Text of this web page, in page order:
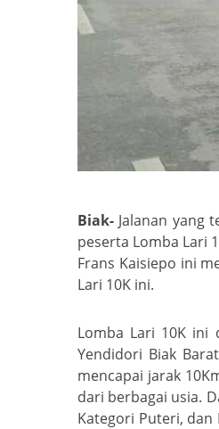
Biak- Jalanan yang
peserta Lomba Lari
Frans Kaisiepo ini
Lari 10K ini.
Lomba Lari 10K ini
Yendidori Biak
mencapai jarak
dari berbagai usia.
Kategori Puteri,